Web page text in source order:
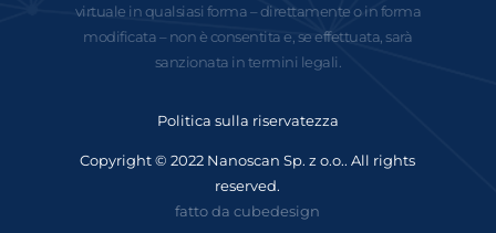
virtuale in qualsiasi forma – direttamente o in forma
modificata – non è consentita e, se effettuata, sarà
sanzionata in termini legali.
Politica sulla riservatezza
Copyright © 2022 Nanoscan Sp. z o.o.. All rights
reserved.
fatto dacubedesign